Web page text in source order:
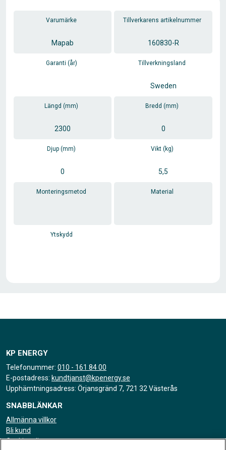
Varumärke
Mapab
Tillverkarens artikelnummer
160830-R
Garanti (år) Tillverkningsland
Sweden
Längd (mm)
2300
Bredd (mm)
0
Djup (mm)
0
Vikt (kg)
5,5
Monteringsmetod Material
Ytskydd
KP ENERGY
Telefonummer: 010 - 161 84 00
E-postadress: kundtjanst@kpenergy.se
Upphämtningsadress: Örjansgränd 7, 721 32 Västerås
SNABBLÄNKAR
Allmänna villkor
Bli kund
Cookiepolicy